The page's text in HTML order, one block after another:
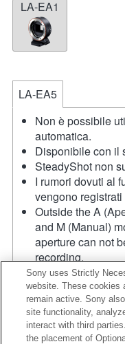
LA-EA1
LA-EA5
Non è possibile
automatica.
Disponibile con il
SteadyShot non
I rumori dovuti al
vengono
Outside the A
and M (Manual)
aperture can not
recording.
La funzione [Lens
funziona.
Se viene inserito
supporto per il
si attiva
Sony uses Strictly
website. These cookies
remain active. Sony
site functionality,
interact with third
the placement of